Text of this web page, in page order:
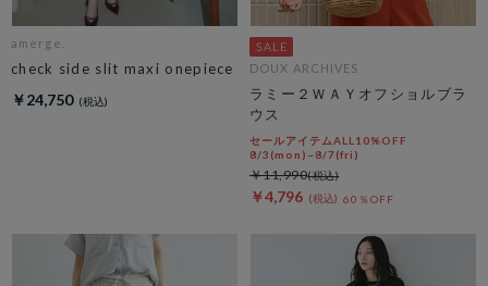
amerge.
check side slit maxi onepiece
￥24,750
DOUX ARCHIVES
ラミー２ＷＡＹオフショルブラ
ウス
セールアイテムALL10%OFF
8/3(mon)~8/7(fri)
￥4,796 60％OFF
￥11,990